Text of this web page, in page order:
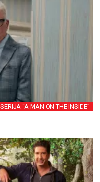
SERIJA “A MAN ON THE INSIDE”